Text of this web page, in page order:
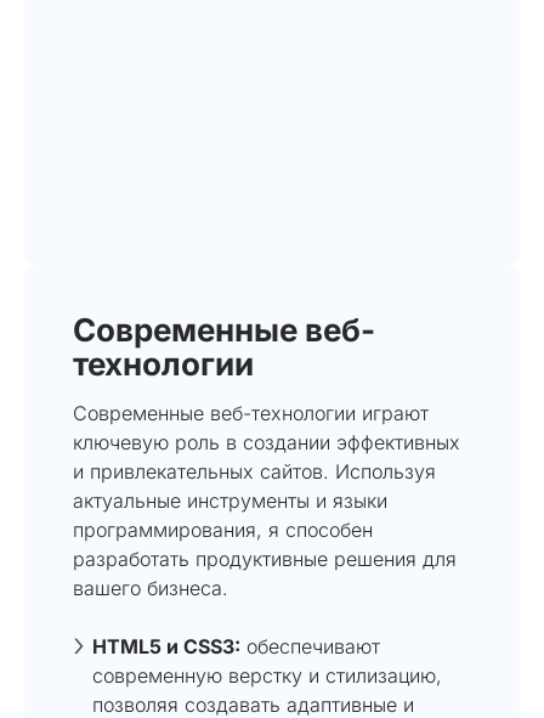
Современные веб-
технологии
Современные веб-технологии играют
ключевую роль в создании эффективных
и привлекательных сайтов. Используя
актуальные инструменты и языки
программирования, я способен
разработать продуктивные решения для
вашего бизнеса.
HTML5 и CSS3: обеспечивают
современную верстку и стилизацию,
позволяя создавать адаптивные и